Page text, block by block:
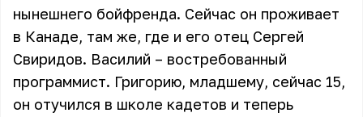
нынешнего бойфренда. Сейчас он проживает
в Канаде, там же, где и его отец Сергей
Свиридов. Василий – востребованный
программист. Григорию, младшему, сейчас 15,
он отучился в школе кадетов и теперь